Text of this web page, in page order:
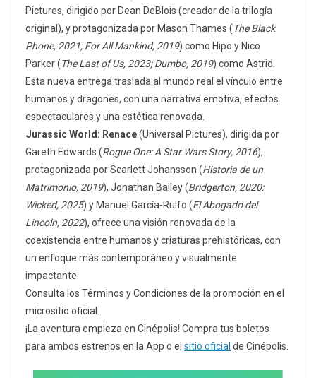
Pictures, dirigido por Dean DeBlois (creador de la trilogía
original), y protagonizada por Mason Thames (The Black
Phone, 2021; For All Mankind, 2019) como Hipo y Nico
Parker (The Last of Us, 2023; Dumbo, 2019) como Astrid.
Esta nueva entrega traslada al mundo real el vínculo entre
humanos y dragones, con una narrativa emotiva, efectos
espectaculares y una estética renovada.
Jurassic World: Renace(Universal Pictures), dirigida por
Gareth Edwards (Rogue One: A Star Wars Story, 2016),
protagonizada por Scarlett Johansson (Historia de un
Matrimonio, 2019), Jonathan Bailey (Bridgerton, 2020;
Wicked, 2025) y Manuel García-Rulfo (El Abogado del
Lincoln, 2022), ofrece una visión renovada de la
coexistencia entre humanos y criaturas prehistóricas, con
un enfoque más contemporáneo y visualmente
impactante.
Consulta los Términos y Condiciones de la promoción en el
micrositio oficial.
¡La aventura empieza en Cinépolis! Compra tus boletos
para ambos estrenos en la App o el sitio oficial de Cinépolis.